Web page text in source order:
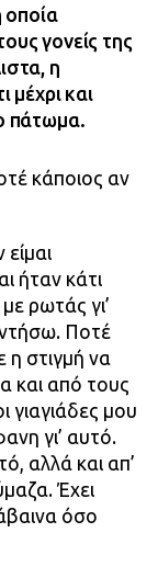
οποία
γονείς της
η
μέχρι και
πάτωμα.
κάποιος αν
ήταν κάτι
ρωτάς γι’
Ποτέ
η στιγμή να
και από τους
γιαγιάδες μου
γι’ αυτό.
αλλά και απ’
Έχει
όσο